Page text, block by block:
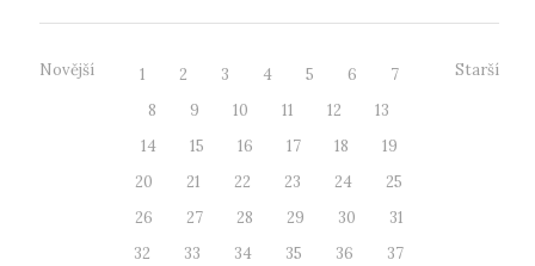
Novější 1 2 3 4 5 6
7
8
9 10 11 12
13
14
15 16 17 18
19
20
21 22 23 24
25
26
27 28 29 30
31
32
33 34 35 36
37
Starší